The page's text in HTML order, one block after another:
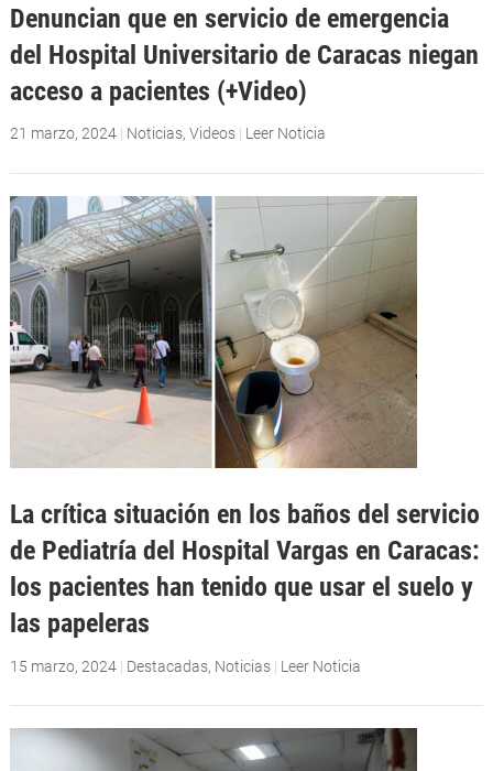
Denuncian que en servicio de emergencia
del Hospital Universitario de Caracas niegan
acceso a pacientes (+Video)
21 marzo, 2024| Noticias, Videos | Leer Noticia
La crítica situación en los baños del servicio
de Pediatría del Hospital Vargas en Caracas:
los pacientes han tenido que usar el suelo y
las papeleras
15 marzo, 2024| Destacadas, Noticias | Leer Noticia